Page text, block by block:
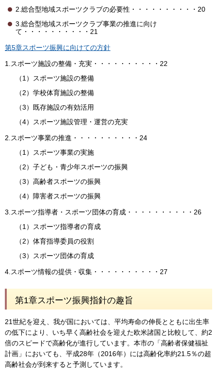
2.総合型地域スポーツクラブの必要性・・・・・・・・・・20
3.総合型地域スポーツクラブ事業の推進に向け
て・・・・・・・・・・21
第5章スポーツ振興に向けての方針
1.スポーツ施設の整備・充実・・・・・・・・・・22
（1）スポーツ施設の整備
（2）学校体育施設の整備
（3）既存施設の有効活用
（4）スポーツ施設管理・運営の充実
2.スポーツ事業の推進・・・・・・・・・・24
（1）スポーツ事業の実施
（2）子ども・青少年スポーツの振興
（3）高齢者スポーツの振興
（4）障害者スポーツの振興
3.スポーツ指導者・スポーツ団体の育成・・・・・・・・・・26
（1）スポーツ指導者の育成
（2）体育指導委員の役割
（3）スポーツ団体の育成
4.スポーツ情報の提供・収集・・・・・・・・・・27
第1章スポーツ振興指針の趣旨
21世紀を迎え、我が国においては、平均寿命の伸長とともに出生率
の低下により、いち早く高齢社会を迎えた欧米諸国と比較して、約2
倍のスピードで高齢化が進行しています。本市の「高齢者保健福祉
計画」においても、平成28年（2016年）には高齢化率約21.5％の超
高齢社会が到来すると予測しています。